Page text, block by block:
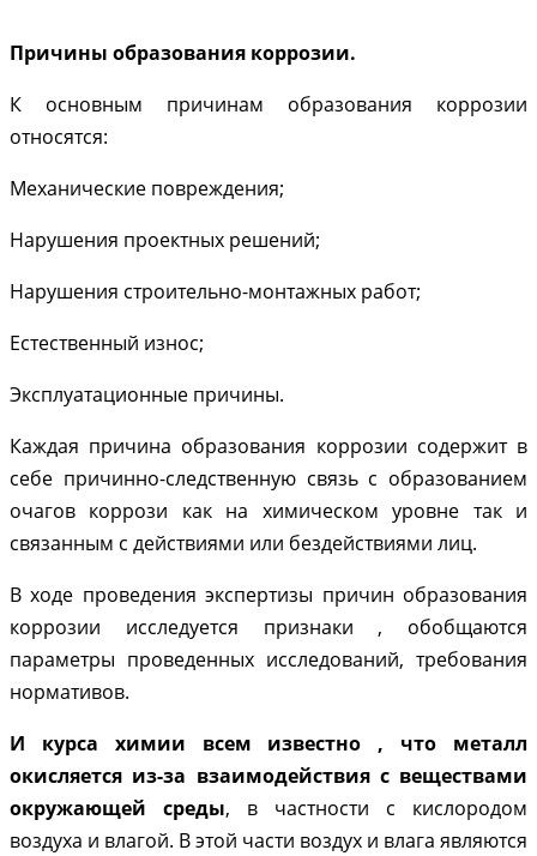
Причины образования коррозии.
К основным причинам образования коррозии
относятся:
Механические повреждения;
Нарушения проектных решений;
Нарушения строительно-монтажных работ;
Естественный износ;
Эксплуатационные причины.
Каждая причина образования коррозии содержит в
себе причинно-следственную связь с образованием
очагов коррози как на химическом уровне так и
связанным с действиями или бездействиями лиц.
В ходе проведения экспертизы причин образования
коррозии исследуется признаки , обобщаются
параметры проведенных исследований, требования
нормативов.
И курса химии всем известно , что металл
окисляется из-за взаимодействия с веществами
окружающей среды, в частности с кислородом
воздуха и влагой. В этой части воздух и влага являются